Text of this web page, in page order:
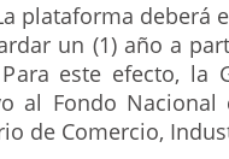
plataforma deberá
un (1) año a
este efecto, la
al Fondo
de Comercio,